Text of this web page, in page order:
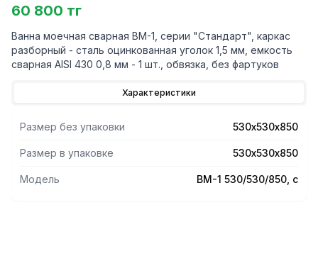
60 800 тг
Ванна моечная сварная ВМ-1, серии "Стандарт", каркас
разборный - сталь оцинкованная уголок 1,5 мм, емкость
сварная AISI 430 0,8 мм - 1 шт., обвязка, без фартуков
Характеристики
Размер без упаковки 530х530х850
Размер в упаковке 530х530х850
Модель ВМ-1 530/530/850, с